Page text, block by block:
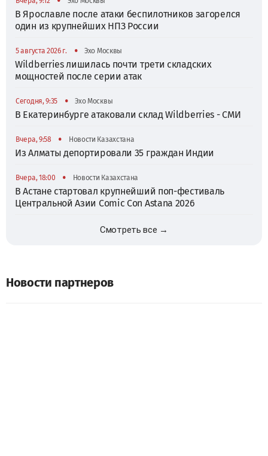
В Ярославле после атаки беспилотников загорелся
один из крупнейших НПЗ России
5 августа 2026 г. • Эхо Москвы
Wildberries лишилась почти трети складских
мощностей после серии атак
Сегодня, 9:35 • Эхо Москвы
В Екатеринбурге атаковали склад Wildberries - СМИ
Вчера, 9:58 • Новости Казахстана
Из Алматы депортировали 35 граждан Индии
Вчера, 18:00 • Новости Казахстана
В Астане стартовал крупнейший поп-фестиваль
Центральной Азии Comic Con Astana 2026
Смотреть все →
Новости партнеров